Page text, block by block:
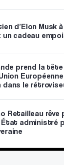
d’Elon Musk
un cadeau
prend la
dans le
Retailleau rêve
État administré